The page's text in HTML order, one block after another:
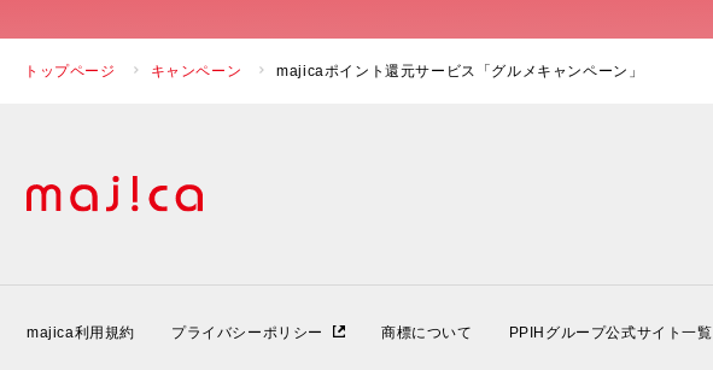
トップページ キャンペーン majicaポイント還元サービス「グルメキャンペーン」
majica利用規約 プライバシーポリシー 商標について PPIHグループ公式サイト一覧